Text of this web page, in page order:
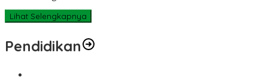
Lihat Selengkapnya
Pendidikan